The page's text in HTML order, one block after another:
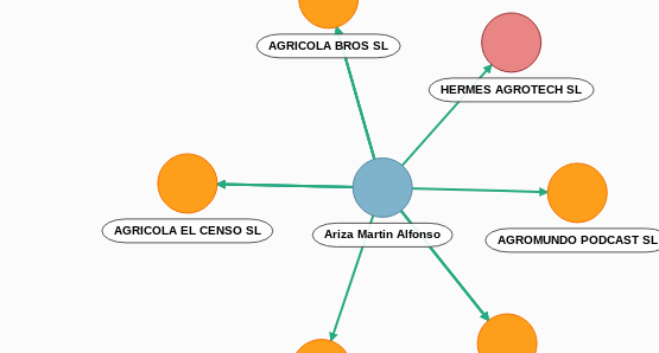
HERMES AGROTECH SL
Ariza Martin Alfonso
AGRICOLA BROS SL
AGRICOLA EL CENSO SL
AGROMUNDO PODCAST SL